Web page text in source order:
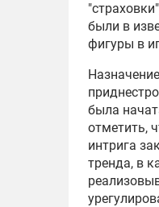
были в
фигуры в
была
отметить,
интрига
тренда, в